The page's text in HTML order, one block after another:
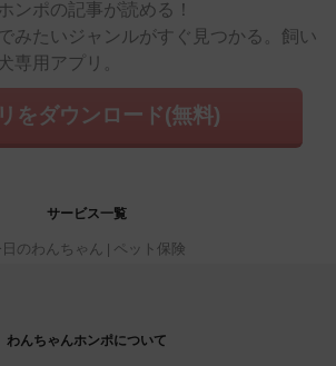
ンポの記事が読める！
みたいジャンルがすぐ見つかる。飼い
専用アプリ。
をダウンロード(無料)
サービス一覧
日のわんちゃん ペット保険
わんちゃんホンポについて